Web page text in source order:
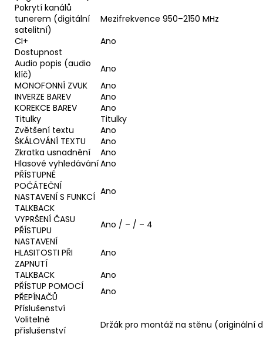
Pokrytí kanálů
tunerem (digitální
satelitní)
Mezifrekvence 950–2150 MHz
CI+
Ano
Dostupnost
Audio popis (audio
klíč)
Ano
MONOFONNÍ ZVUK
Ano
INVERZE BAREV
Ano
KOREKCE BAREV
Ano
Titulky
Titulky
Zvětšení textu
Ano
ŠKÁLOVÁNÍ TEXTU
Ano
Zkratka usnadnění
Ano
Hlasové vyhledáváníAno
PŘÍSTUPNÉ
POČÁTEČNÍ
NASTAVENÍ S FUNKCÍ
TALKBACK
Ano
VYPRŠENÍ ČASU
PŘÍSTUPU
Ano / – / – 4
NASTAVENÍ
HLASITOSTI PŘI
ZAPNUTÍ
Ano
TALKBACK
Ano
PŘÍSTUP POMOCÍ
PŘEPÍNAČŮ
Ano
Příslušenství
Volitelné
příslušenství
Držák pro montáž na stěnu (originální